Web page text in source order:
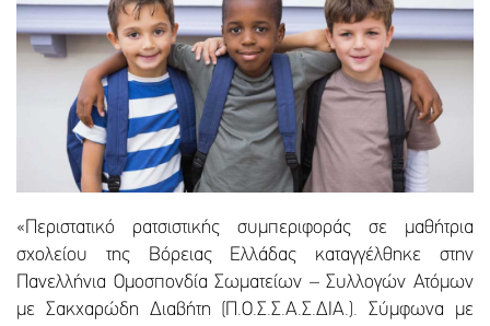
«Περιστατικό ρατσιστικής συμπεριφοράς σε μαθήτρια
σχολείου της Βόρειας Ελλάδας καταγγέλθηκε στην
Πανελλήνια Ομοσπονδία Σωματείων – Συλλογών Ατόμων
με Σακχαρώδη Διαβήτη (Π.Ο.Σ.Σ.Α.Σ.ΔΙΑ.). Σύμφωνα με